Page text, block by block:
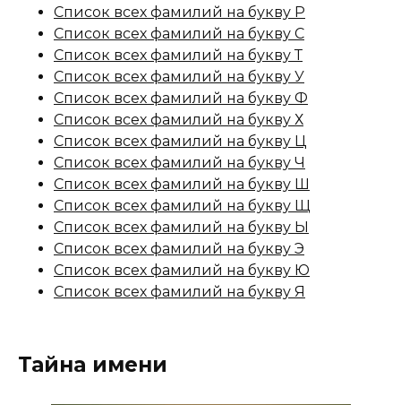
Список всех фамилий на букву Р
Список всех фамилий на букву С
Список всех фамилий на букву Т
Список всех фамилий на букву У
Список всех фамилий на букву Ф
Список всех фамилий на букву Х
Список всех фамилий на букву Ц
Список всех фамилий на букву Ч
Список всех фамилий на букву Ш
Список всех фамилий на букву Щ
Список всех фамилий на букву Ы
Список всех фамилий на букву Э
Список всех фамилий на букву Ю
Список всех фамилий на букву Я
Тайна имени